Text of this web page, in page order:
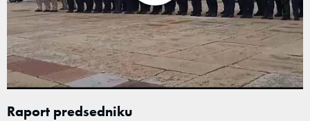
Raport predsedniku